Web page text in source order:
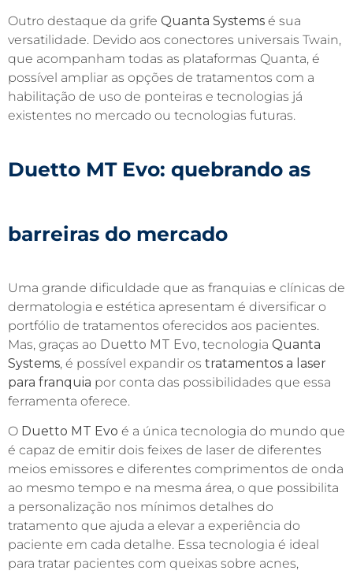
Outro destaque da grife Quanta Systems é sua
versatilidade. Devido aos conectores universais Twain,
que acompanham todas as plataformas Quanta, é
possível ampliar as opções de tratamentos com a
habilitação de uso de ponteiras e tecnologias já
existentes no mercado ou tecnologias futuras.
Duetto MT Evo: quebrando as
barreiras do mercado
Uma grande dificuldade que as franquias e clínicas de
dermatologia e estética apresentam é diversificar o
portfólio de tratamentos oferecidos aos pacientes.
Mas, graças ao Duetto MT Evo, tecnologia Quanta
Systems, é possível expandir os tratamentos a laser
para franquia por conta das possibilidades que essa
ferramenta oferece.
O Duetto MT Evo é a única tecnologia do mundo que
é capaz de emitir dois feixes de laser de diferentes
meios emissores e diferentes comprimentos de onda
ao mesmo tempo e na mesma área, o que possibilita
a personalização nos mínimos detalhes do
tratamento que ajuda a elevar a experiência do
paciente em cada detalhe. Essa tecnologia é ideal
para tratar pacientes com queixas sobre acnes,